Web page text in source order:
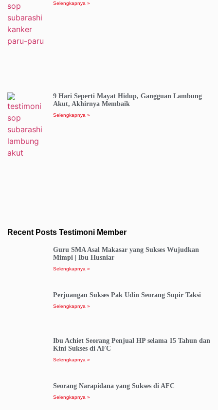
Selengkapnya »
9 Hari Seperti Mayat Hidup, Gangguan Lambung
Akut, Akhirnya Membaik
Selengkapnya »
Recent Posts Testimoni Member
Guru SMA Asal Makasar yang Sukses Wujudkan
Mimpi | Ibu Husniar
Selengkapnya »
Perjuangan Sukses Pak Udin Seorang Supir Taksi
Selengkapnya »
Ibu Achiet Seorang Penjual HP selama 15 Tahun dan
Kini Sukses di AFC
Selengkapnya »
Seorang Narapidana yang Sukses di AFC
Selengkapnya »